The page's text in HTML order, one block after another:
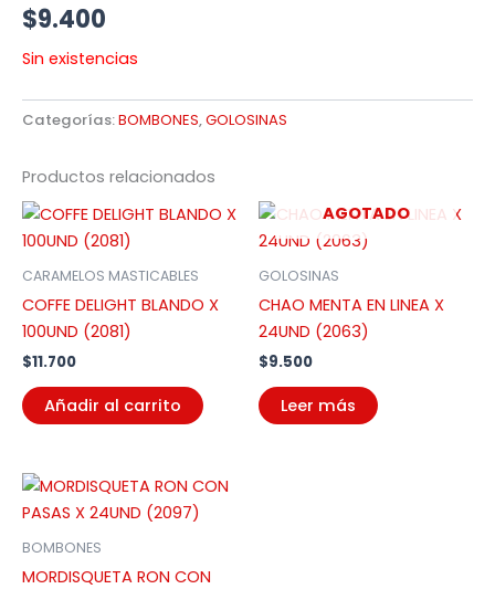
$9.400
Sin existencias
Categorías:BOMBONES,GOLOSINAS
Productos relacionados
CARAMELOS MASTICABLES
COFFE DELIGHT BLANDO X
100UND (2081)
$11.700
Añadir al carrito
AGOTADO
GOLOSINAS
CHAO MENTA EN LINEA X
24UND (2063)
$9.500
Leer más
BOMBONES
MORDISQUETA RON CON